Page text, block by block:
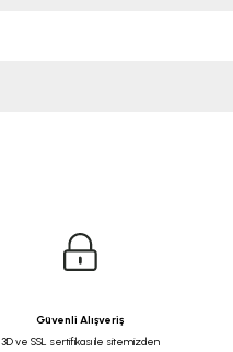
Güvenli Alışveriş
3D ve SSL sertifikası ile sitemizden